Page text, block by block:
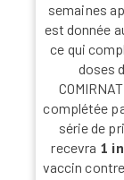
semaines
est donnée
ce qui
doses
complétée
série de
recevra 1
vaccin